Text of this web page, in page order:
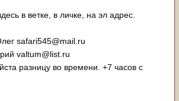
в ветке, в личке, на эл адрес.
safari545@mail.ru
valtum@list.ru
разницу во времени. +7 часов с